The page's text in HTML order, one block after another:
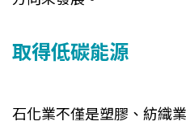
取得低碳能源
石化業不僅是塑膠、紡織